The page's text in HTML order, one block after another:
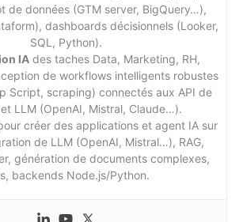
de données (GTM server, BigQuery…),
dashboards décisionnels (Looker,
SQL, Python).
IAdes taches Data, Marketing, RH,
de workflows intelligents robustes
Script, scraping) connectés aux API de
LLM (OpenAI, Mistral, Claude…).
créer des applications et agent IA sur
de LLM (OpenAI, Mistral…), RAG,
génération de documents complexes,
backends Node.js/Python.